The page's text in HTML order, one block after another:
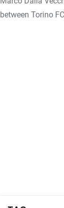
between Torino